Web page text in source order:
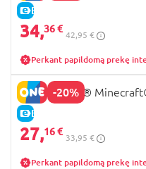
E-KAINA
34,36 €
42,95 €
Perkant papildomą prekę
-20%
E-KAINA
21275 LEGO®
27,16 €
33,95 €
Perkant papildomą prekę